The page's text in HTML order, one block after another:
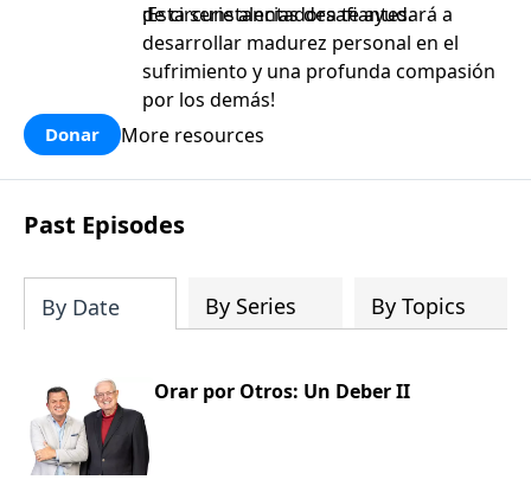
de circunstancias desafiantes.
¡Esta serie alentadora te ayudará a
desarrollar madurez personal en el
sufrimiento y una profunda compasión
por los demás!
Donar More resources
Past Episodes
By Date By Series By Topics
Orar por Otros: Un Deber II